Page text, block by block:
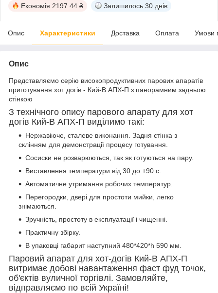
Економія 2197.44 ₴ Залишилось 30 днів
Опис Характеристики Доставка Оплата Умови
Опис
Представляємо серію високопродуктивних парових апаратів
приготування хот догів - Кий-В АПХ-П з панорамним задньою
стінкою
З технічного опису парового апарату для хот
догів Кий-В АПХ-П виділимо такі:
Нержавіюче, сталеве виконання. Задня стінка з
склінням для демонстрації процесу готування.
Сосиски не розварюються, так як готуються на пару.
Виставлення температури від 30 до +90 с.
Автоматичне утримання робочих температур.
Перегородки, двері для простоти мийки, легко
знімаються.
Зручність, простоту в експлуатації і чищенні.
Практичну збірку.
В упаковці габарит наступний 480*420*h 590 мм.
Паровий апарат для хот-догів Кий-В АПХ-П
витримає добові навантаження фаст фуд точок,
об'єктів вуличної торгівлі. Замовляйте,
відправляємо по всій Україні!